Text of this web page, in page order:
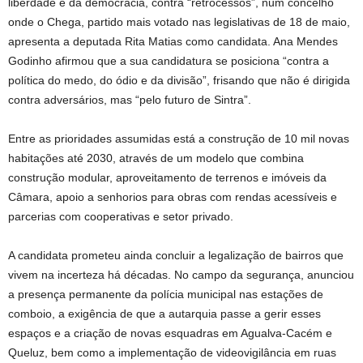
onde o Chega, partido mais votado nas legislativas de 18 de maio,
apresenta a deputada Rita Matias como candidata. Ana Mendes
Godinho afirmou que a sua candidatura se posiciona “contra a
política do medo, do ódio e da divisão”, frisando que não é dirigida
contra adversários, mas “pelo futuro de Sintra”.
Entre as prioridades assumidas está a construção de 10 mil novas
habitações até 2030, através de um modelo que combina
construção modular, aproveitamento de terrenos e imóveis da
Câmara, apoio a senhorios para obras com rendas acessíveis e
parcerias com cooperativas e setor privado.
A candidata prometeu ainda concluir a legalização de bairros que
vivem na incerteza há décadas. No campo da segurança, anunciou
a presença permanente da polícia municipal nas estações de
comboio, a exigência de que a autarquia passe a gerir esses
espaços e a criação de novas esquadras em Agualva-Cacém e
Queluz, bem como a implementação de videovigilância em ruas